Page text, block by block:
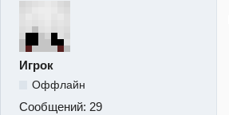
Игрок
Оффлайн
Сообщений: 29